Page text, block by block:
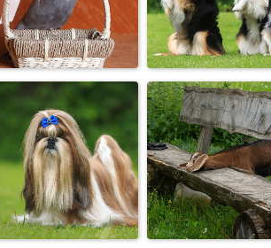
Гаврилыч, беги! :-)
«Да не трогал
твоего
врёт ...
«Вырасту — стану
спортсменом!»
Аусси
овчарки)